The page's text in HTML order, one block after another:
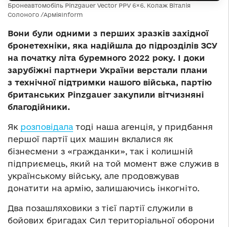
Бронеавтомобіль Pinzgauer Vector PPV 6×6. Колаж Віталія
Солоного /АрміяInform
Вони були одними з перших зразків західної
бронетехніки, яка надійшла до підрозділів ЗСУ
на початку літа буремного 2022 року. І доки
зарубіжні партнери України верстали плани
з технічної підтримки нашого війська, партію
британських Pinzgauer закупили вітчизняні
благодійники.
Як розповідала тоді наша агенція, у придбання
першої партії цих машин вклалися як
бізнесмени з «гражданки», так і колишній
підприємець, який на той момент вже служив в
українському війську, але продовжував
донатити на армію, залишаючись інкогніто.
Два позашляховики з тієї партії служили в
бойових бригадах Сил територіальної оборони